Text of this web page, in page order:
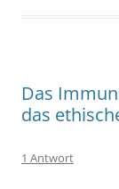
Das
das
1 Antwort